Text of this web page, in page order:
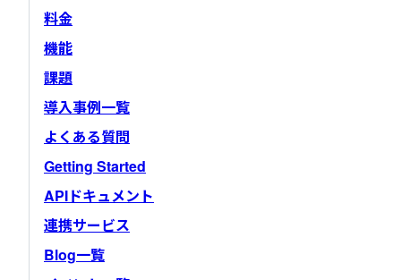
料金
機能
課題
導入事例一覧
よくある質問
Getting Started
APIドキュメント
連携サービス
Blog一覧